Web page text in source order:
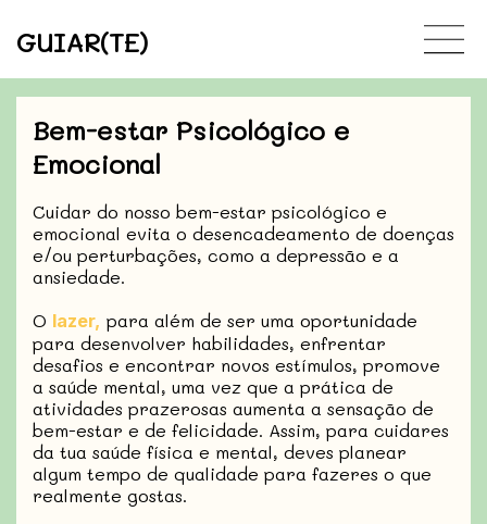
GUIAR(TE)
Bem-estar Psicológico e
Emocional
Cuidar do nosso bem-estar psicológico e
emocional evita o desencadeamento de doenças
e/ou perturbações, como a depressão e a
ansiedade.
O lazer, para além de ser uma oportunidade
para desenvolver habilidades, enfrentar
desafios e encontrar novos estímulos, promove
a saúde mental, uma vez que a prática de
atividades prazerosas aumenta a sensação de
bem-estar e de felicidade. Assim, para cuidares
da tua saúde física e mental, deves planear
algum tempo de qualidade para fazeres o que
realmente gostas.